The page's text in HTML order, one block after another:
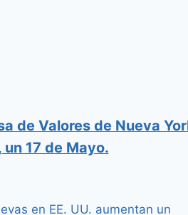
de Valores de Nueva
17 de Mayo.